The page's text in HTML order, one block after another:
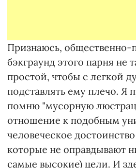
Признаюсь, общественно-
бэкграунд этого парня не
простой, чтобы с легкой
подставлять ему плечо. Я
помню "мусорную
отношение к подобным
человеческое
которые не оправдывают
самые высокие) цели. И